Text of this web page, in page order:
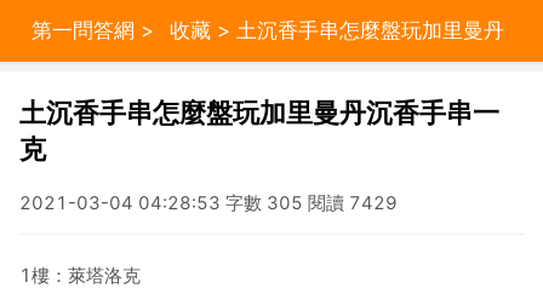
第一問答網 > 收藏 > 土沉香手串怎麼盤玩加里曼丹
沉香手串一克
土沉香手串怎麼盤玩加里曼丹沉香手串一
克
2021-03-04 04:28:53 字數 305 閱讀 7429
1樓：萊塔洛克